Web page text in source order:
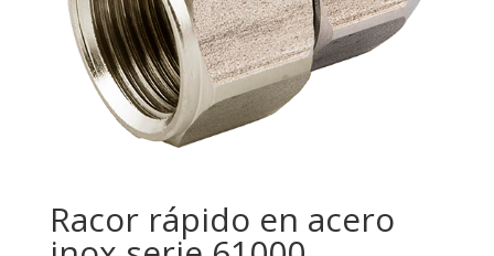
Racor rápido en acero